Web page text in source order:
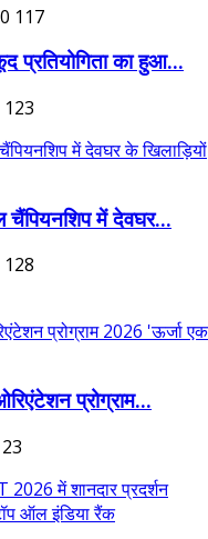
0 117
प्रतियोगिता का हुआ...
123
चैंपियनशिप में देवघर...
128
प्रोग्राम...
23